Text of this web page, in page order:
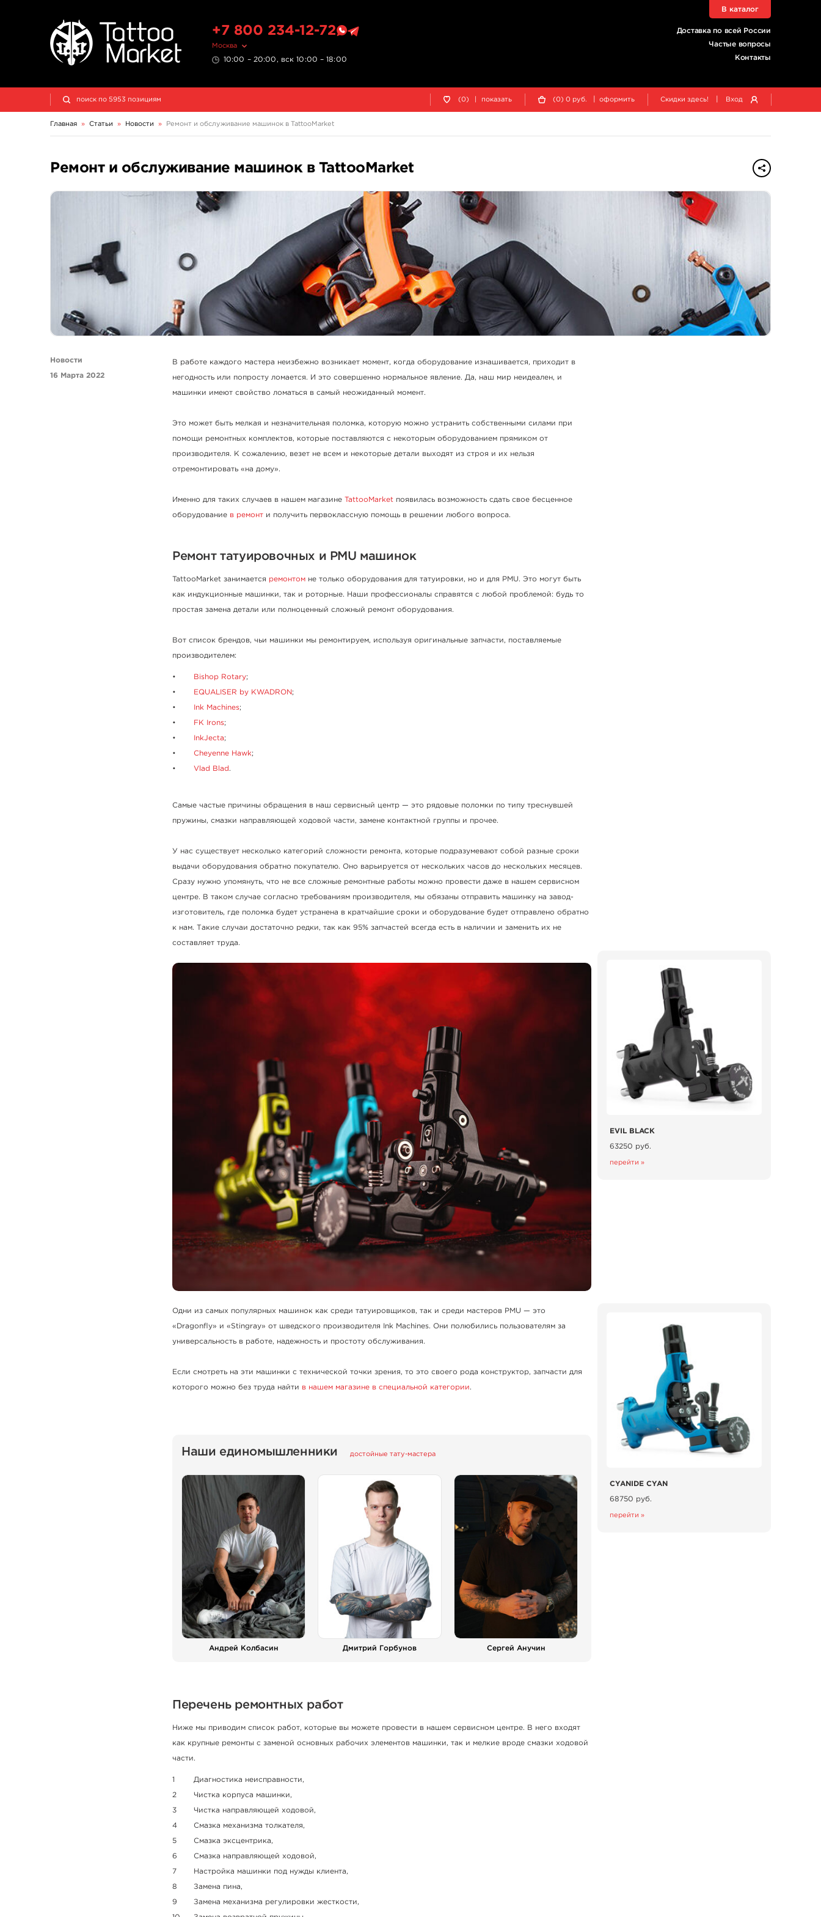
+7 800 234-12-72
Москва
10:00 – 20:00, вск 10:00 – 18:00
Доставка по всей России
Частые вопросы
Контакты
В каталог
(0) показать (0) 0 руб. оформить Скидки здесь! Вход
Главная » Статьи » Новости » Ремонт и обслуживание машинок в TattooMarket
Ремонт и обслуживание машинок в TattooMarket
Новости
16 Марта 2022
В работе каждого мастера неизбежно возникает момент, когда оборудование изнашивается, приходит в
негодность или попросту ломается. И это совершенно нормальное явление. Да, наш мир неидеален, и
машинки имеют свойство ломаться в самый неожиданный момент.
Это может быть мелкая и незначительная поломка, которую можно устранить собственными силами при
помощи ремонтных комплектов, которые поставляются с некоторым оборудованием прямиком от
производителя. К сожалению, везет не всем и некоторые детали выходят из строя и их нельзя
отремонтировать «на дому».
Именно для таких случаев в нашем магазине TattooMarket появилась возможность сдать свое бесценное
оборудование в ремонт и получить первоклассную помощь в решении любого вопроса.
Ремонт татуировочных и PMU машинок
TattooMarket занимается ремонтом не только оборудования для татуировки, но и для PMU. Это могут быть
как индукционные машинки, так и роторные. Наши профессионалы справятся с любой проблемой: будь то
простая замена детали или полноценный сложный ремонт оборудования.
Вот список брендов, чьи машинки мы ремонтируем, используя оригинальные запчасти, поставляемые
производителем:
Bishop Rotary;
EQUALISER by KWADRON;
Ink Machines;
FK Irons;
InkJecta;
Cheyenne Hawk;
Vlad Blad .
Самые частые причины обращения в наш сервисный центр — это рядовые поломки по типу треснувшей
пружины, смазки направляющей ходовой части, замене контактной группы и прочее.
У нас существует несколько категорий сложности ремонта, которые подразумевают собой разные сроки
выдачи оборудования обратно покупателю. Оно варьируется от нескольких часов до нескольких месяцев.
Сразу нужно упомянуть, что не все сложные ремонтные работы можно провести даже в нашем сервисном
центре. В таком случае согласно требованиям производителя, мы обязаны отправить машинку на завод-
изготовитель, где поломка будет устранена в кратчайшие сроки и оборудование будет отправлено обратно
к нам. Такие случаи достаточно редки, так как 95% запчастей всегда есть в наличии и заменить их не
составляет труда.
EVIL BLACK
63250 руб.
перейти »
CYANIDE CYAN
68750 руб.
перейти »
Одни из самых популярных машинок как среди татуировщиков, так и среди мастеров PMU — это
«Dragonfly» и «Stingray» от шведского производителя Ink Machines. Они полюбились пользователям за
универсальность в работе, надежность и простоту обслуживания.
Если смотреть на эти машинки с технической точки зрения, то это своего рода конструктор, запчасти для
которого можно без труда найти в нашем магазине в специальной категории.
Наши единомышленники достойные тату-мастера
Андрей Колбасин Дмитрий Горбунов Сергей Анучин
Перечень ремонтных работ
Ниже мы приводим список работ, которые вы можете провести в нашем сервисном центре. В него входят
как крупные ремонты с заменой основных рабочих элементов машинки, так и мелкие вроде смазки ходовой
части.
Диагностика неисправности,
Чистка корпуса машинки,
Чистка направляющей ходовой,
Смазка механизма толкателя,
Смазка эксцентрика,
Смазка направляющей ходовой,
Настройка машинки под нужды клиента,
Замена пина,
Замена механизма регулировки жесткости,